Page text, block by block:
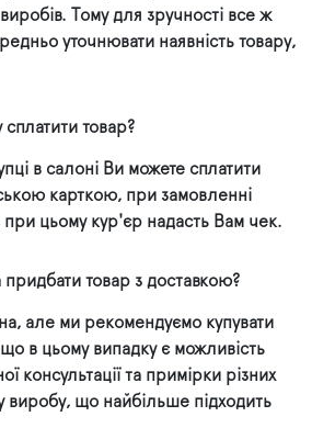
Тому для зручності все ж
уточнювати наявність товару,
товар?
в салоні Ви можете сплатити
карткою, при замовленні
при цьому кур'єр надасть Вам чек.
товар з доставкою?
але ми рекомендуємо купувати
в цьому випадку є можливість
консультації та примірки різних
виробу, що найбільше підходить